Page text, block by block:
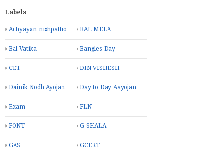
Labels
Adhyayan nishpattio BAL MELA
Bal Vatika Bangles Day
CET DIN VISHESH
Dainik Nodh Ayojan Day to Day Aayojan
Exam FLN
FONT G-SHALA
GAS GCERT